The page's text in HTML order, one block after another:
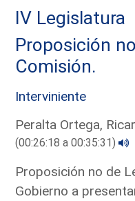
IV Legislatura
Proposición
Comisión.
Interviniente
Peralta Ortega,
(00:26:18 a 00:35:31)
Proposición no de
Gobierno a